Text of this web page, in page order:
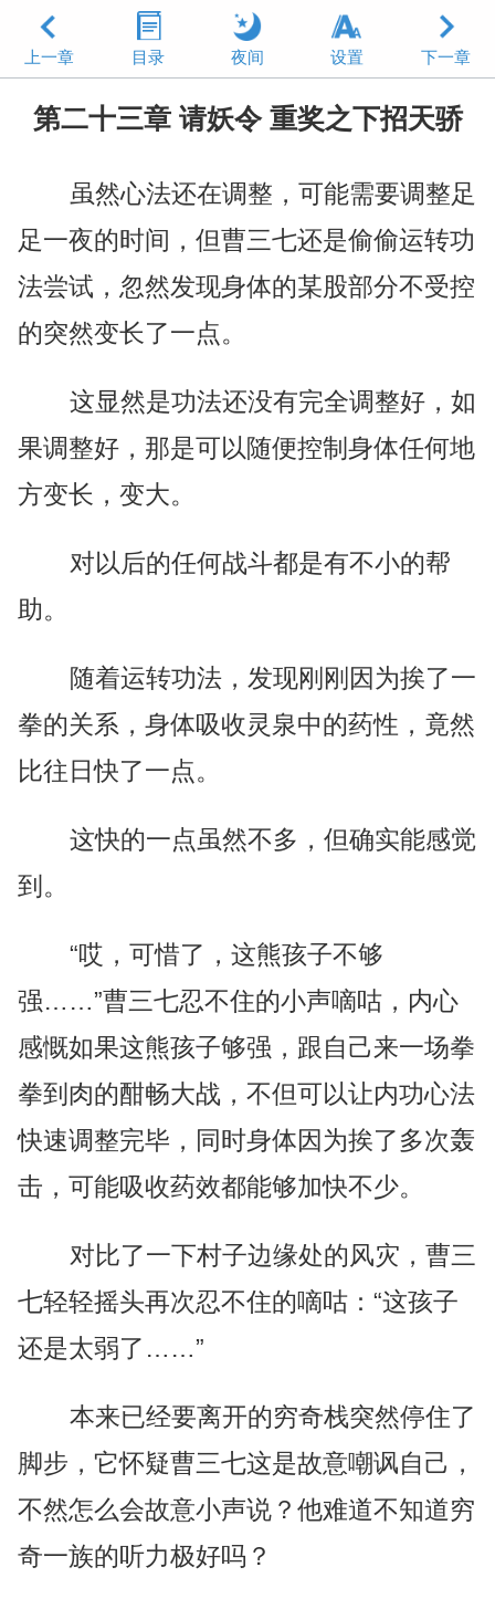
上一章 目录 夜间 设置 下一章
第二十三章 请妖令 重奖之下招天骄
虽然心法还在调整，可能需要调整足
足一夜的时间，但曹三七还是偷偷运转功
法尝试，忽然发现身体的某股部分不受控
的突然变长了一点。
这显然是功法还没有完全调整好，如
果调整好，那是可以随便控制身体任何地
方变长，变大。
对以后的任何战斗都是有不小的帮
助。
随着运转功法，发现刚刚因为挨了一
拳的关系，身体吸收灵泉中的药性，竟然
比往日快了一点。
这快的一点虽然不多，但确实能感觉
到。
“哎，可惜了，这熊孩子不够
强……”曹三七忍不住的小声嘀咕，内心
感慨如果这熊孩子够强，跟自己来一场拳
拳到肉的酣畅大战，不但可以让内功心法
快速调整完毕，同时身体因为挨了多次轰
击，可能吸收药效都能够加快不少。
对比了一下村子边缘处的风灾，曹三
七轻轻摇头再次忍不住的嘀咕：“这孩子
还是太弱了……”
本来已经要离开的穷奇栈突然停住了
脚步，它怀疑曹三七这是故意嘲讽自己，
不然怎么会故意小声说？他难道不知道穷
奇一族的听力极好吗？